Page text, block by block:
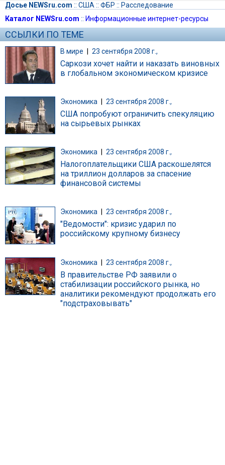
Досье NEWSru.com :: США :: ФБР :: Расследование
Каталог NEWSru.com :: Информационные интернет-ресурсы
ССЫЛКИ ПО ТЕМЕ
В мире | 23 сентября 2008 г.,
Саркози хочет найти и наказать виновных
в глобальном экономическом кризисе
Экономика 23 сентября 2008 г.,
США попробуют ограничить спекуляцию
на сырьевых рынках
Экономика 23 сентября 2008 г.,
Налогоплательщики США раскошелятся
на триллион долларов за спасение
финансовой системы
Экономика 23 сентября 2008 г.,
"Ведомости": кризис ударил по
российскому крупному бизнесу
Экономика | 23 сентября 2008 г.,
В правительстве РФ заявили о
стабилизации российского рынка, но
аналитики рекомендуют продолжать его
"подстраховывать"